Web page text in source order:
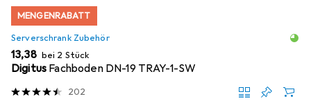
MENGENRABATT
Serverschrank Zubehör
EUR
13,38 bei 2 Stück
Digitus Fachboden DN-19 TRAY-1-SW
202